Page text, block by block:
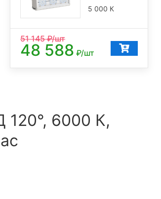
5 000 К
51 145₽/шт
48 588 ₽/шт
120°, 6000 К,